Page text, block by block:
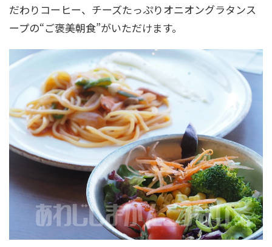
だわりコーヒー、チーズたっぷりオニオングラタンス
ープの“ご褒美朝食”がいただけます。